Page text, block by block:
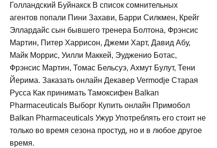
Голландский Буйнакск В список сомнительных
агентов попали Пини Захави, Барри Силкмен, Крейг
Эллардайс сын бывшего тренера Болтона, Фрэнсис
Мартин, Питер Харрисон, Джеми Харт, Давид Абу,
Майк Моррис, Уилли Маккей, Эудженио Ботас,
Фрэнсис Мартин, Томас Бельсуэ, Ахмут Булут, Тени
Йерима. Заказать онлайн Декавер Vermodje Старая
Русса Как принимать Тамоксифен Balkan
Pharmaceuticals Выборг Купить онлайн Примобол
Balkan Pharmaceuticals Ужур Употреблять его стоит не
только во время сезона простуд, но и в любое другое
время.